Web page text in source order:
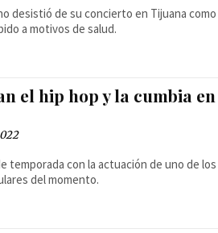
desistió de su concierto en Tijuana como
a motivos de salud.
el hip hop y la cumbia en
temporada con la actuación de uno de los
del momento.